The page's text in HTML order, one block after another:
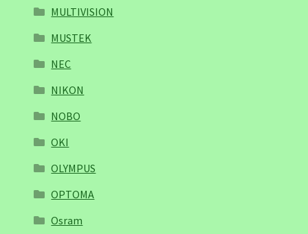
MULTIVISION
MUSTEK
NEC
NIKON
NOBO
OKI
OLYMPUS
OPTOMA
Osram